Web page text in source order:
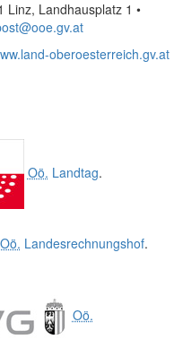
Linz, Landhausplatz 1 •
oberoesterreich.gv.at
Oö. Landtag.
Oö. Landesrechnungshof.
Oö.